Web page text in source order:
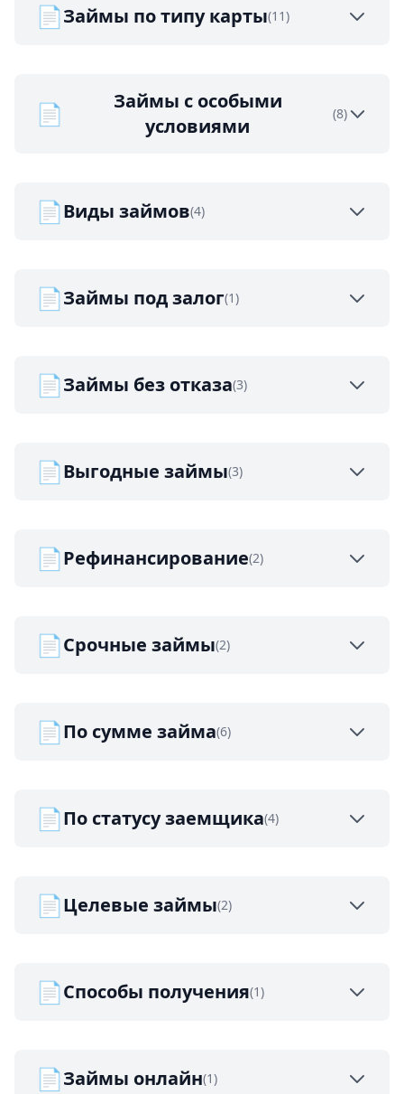
📄Займы по типу карты(11)
📄
Займы с особыми
условиями
(8)
📄Виды займов(4)
📄Займы под залог(1)
📄Займы без отказа(3)
📄Выгодные займы(3)
📄Рефинансирование(2)
📄Срочные займы(2)
📄По сумме займа(6)
📄По статусу заемщика(4)
📄Целевые займы(2)
📄Способы получения(1)
📄Займы онлайн(1)